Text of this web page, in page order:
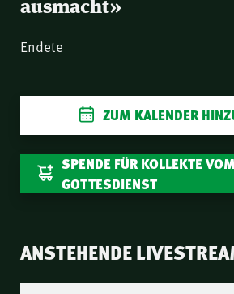
Endete
ZUM KALENDER
SPENDE FÜR KOLLEKTE VOM
GOTTESDIENST
ANSTEHENDE